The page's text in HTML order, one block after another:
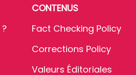
CONTENUS
Fact Checking Policy
Corrections Policy
Valeurs Éditoriales